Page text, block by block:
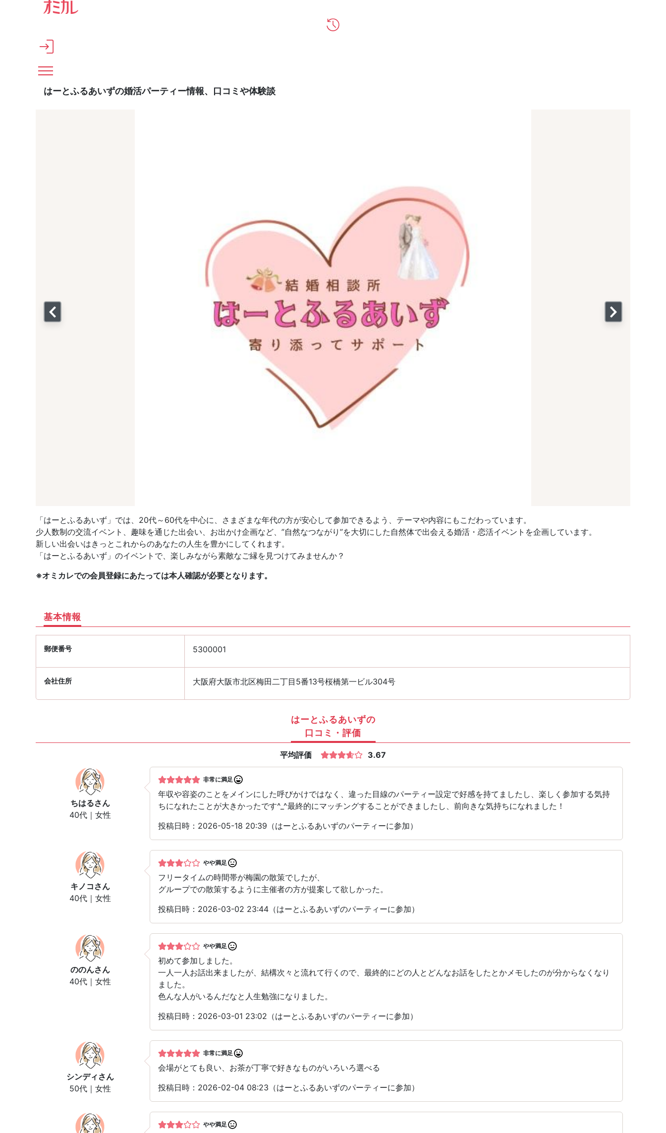
メインコンテンツへスキップ
はーとふるあいずの婚活パーティー情報、口コミや体験談
「はーとふるあいず」では、20代～60代を中心に、さまざまな年代の方が安心して参加できるよう、テーマや内容にもこだわっています。
少人数制の交流イベント、趣味を通じた出会い、お出かけ企画など、”自然なつながり”を大切にした自然体で出会える婚活・恋活イベントを企画しています。
新しい出会いはきっとこれからのあなたの人生を豊かにしてくれます。
「はーとふるあいず」のイベントで、楽しみながら素敵なご縁を見つけてみませんか？
※オミカレでの会員登録にあたっては本人確認が必要となります。
基本情報
郵便番号 5300001
会社住所 大阪府大阪市北区梅田二丁目5番13号桜橋第一ビル304号
はーとふるあいずの
口コミ・評価
平均評価 3.67
ちはるさん
40代｜女性
非常に満足
年収や容姿のことをメインにした呼びかけではなく、違った目線のパーティー設定で好感を持てましたし、楽しく参加する気持
ちになれたことが大きかったです^_^最終的にマッチングすることができましたし、前向きな気持ちになれました！
投稿日時：2026-05-18 20:39（はーとふるあいずのパーティーに参加）
キノコ さん
40代｜女性
やや満足
フリータイムの時間帯が梅園の散策でしたが、
グループでの散策するように主催者の方が提案して欲しかった。
投稿日時：2026-03-02 23:44（はーとふるあいずのパーティーに参加）
ののんさん
40代｜女性
やや満足
初めて参加しました。
一人一人お話出来ましたが、結構次々と流れて行くので、最終的にどの人とどんなお話をしたとかメモしたのが分からなくなり
ました。
色んな人がいるんだなと人生勉強になりました。
投稿日時：2026-03-01 23:02（はーとふるあいずのパーティーに参加）
シンディ さん
50代｜女性
非常に満足
会場がとても良い、お茶が丁寧で好きなものがいろいろ選べる
投稿日時：2026-02-04 08:23（はーとふるあいずのパーティーに参加）
やや満足